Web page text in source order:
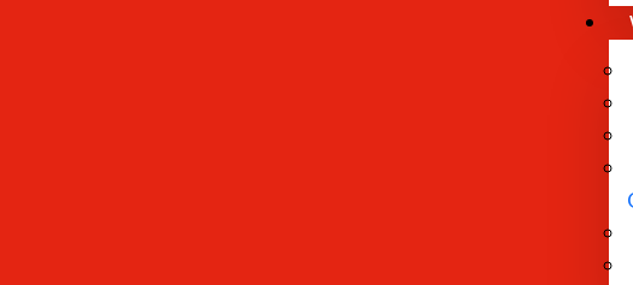
Instytut Badań Literackich Polskiej Akademii